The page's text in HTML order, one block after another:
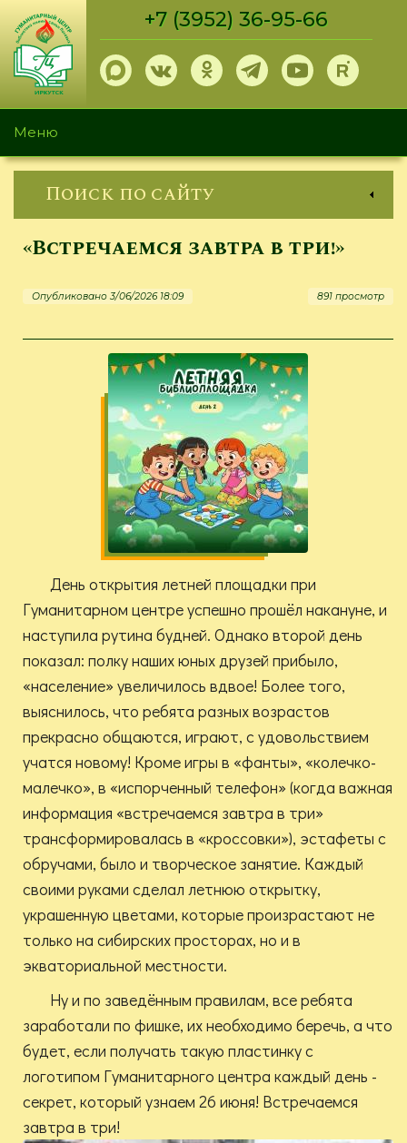
Перейти
основному
содержанию
+7 (3952) 36-95-66
Меню
Поиск по сайту
«Встречаемся завтра в три!»
Опубликовано 3/06/2026 18:09 891 просмотр
День открытия летней площадки при
Гуманитарном центре успешно прошёл накануне, и
наступила рутина будней. Однако второй день
показал: полку наших юных друзей прибыло,
«население» увеличилось вдвое! Более того,
выяснилось, что ребята разных возрастов
прекрасно общаются, играют, с удовольствием
учатся новому! Кроме игры в «фанты», «колечко-
малечко», в «испорченный телефон» (когда важная
информация «встречаемся завтра в три»
трансформировалась в «кроссовки»), эстафеты с
обручами, было и творческое занятие. Каждый
своими руками сделал летнюю открытку,
украшенную цветами, которые произрастают не
только на сибирских просторах, но и в
экваториальной местности.
Ну и по заведённым правилам, все ребята
заработали по фишке, их необходимо беречь, а что
будет, если получать такую пластинку с
логотипом Гуманитарного центра каждый день -
секрет, который узнаем 26 июня! Встречаемся
завтра в три!